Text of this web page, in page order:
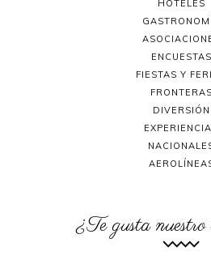
HOTELES
ENCUESTAS
FIESTAS Y
FRONTERAS
DIVERSIÓN
¿Te gusta nuestro